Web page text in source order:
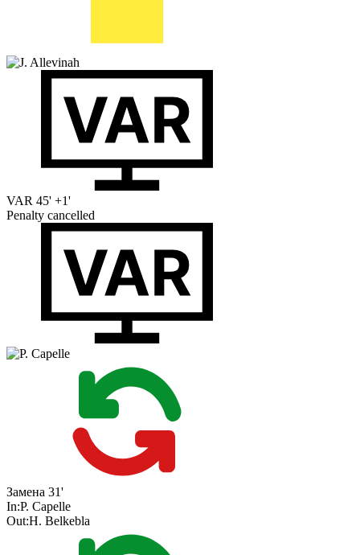
VAR 45' +1'
Penalty cancelled
Замена 31'
In:P. Capelle
Out:H. Belkebla